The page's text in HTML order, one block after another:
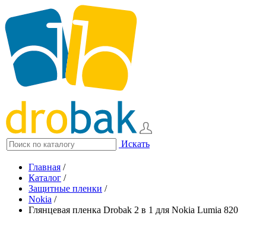
Искать
Главная /
Каталог /
Защитные пленки /
Nokia /
Глянцевая пленка Drobak 2 в 1 для Nokia Lumia 820